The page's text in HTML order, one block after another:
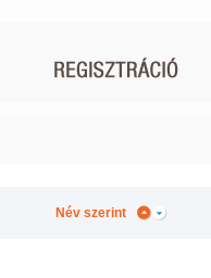
Név szerint